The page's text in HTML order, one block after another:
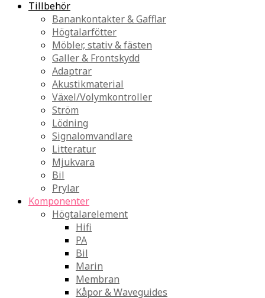
Tillbehör
Banankontakter & Gafflar
Högtalarfötter
Möbler, stativ & fästen
Galler & Frontskydd
Adaptrar
Akustikmaterial
Växel/Volymkontroller
Ström
Lödning
Signalomvandlare
Litteratur
Mjukvara
Bil
Prylar
Komponenter
Högtalarelement
Hifi
PA
Bil
Marin
Membran
Kåpor & Waveguides